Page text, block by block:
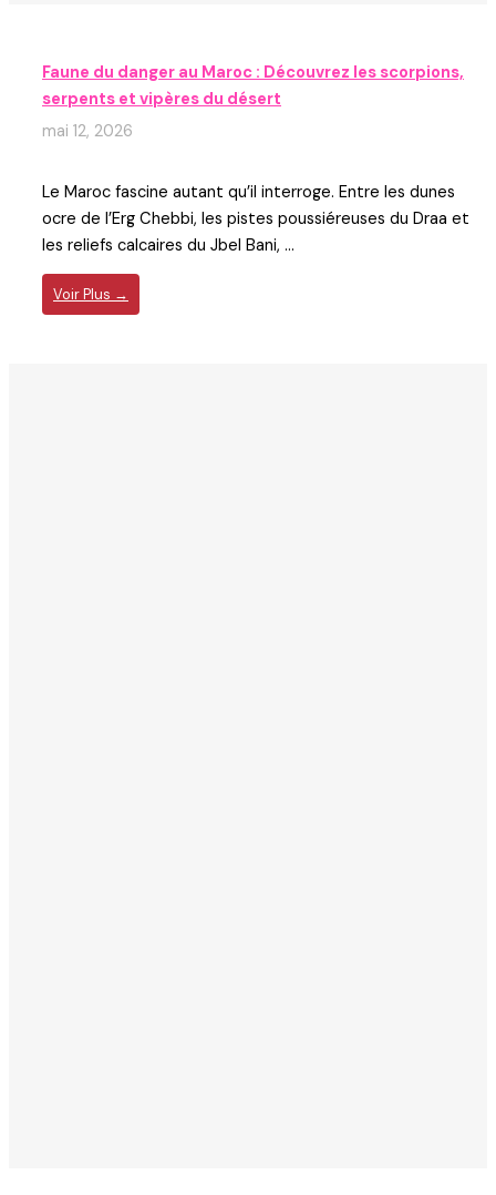
Faune du danger au Maroc : Découvrez les scorpions,
serpents et vipères du désert
mai 12, 2026
Le Maroc fascine autant qu’il interroge. Entre les dunes
ocre de l’Erg Chebbi, les pistes poussiéreuses du Draa et
les reliefs calcaires du Jbel Bani, ...
Voir Plus →